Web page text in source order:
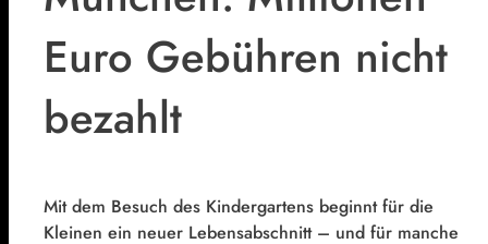
Euro Gebühren nicht
bezahlt
Mit dem Besuch des Kindergartens beginnt für die
Kleinen ein neuer Lebensabschnitt – und für manche